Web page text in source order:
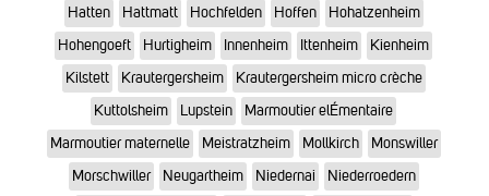
Hatten
Hattmatt Hochfelden Hoffen
Hohatzenheim
Hohengoeft
Hurtigheim Innenheim Ittenheim
Kienheim
Kilstett
Krautergersheim
Krautergersheim micro crèche
Kuttolsheim
Lupstein
Marmoutier elÉmentaire
Marmoutier maternelle
Meistratzheim Mollkirch
Monswiller
Morschwiller
Neugartheim Niedernai
Niederroedern